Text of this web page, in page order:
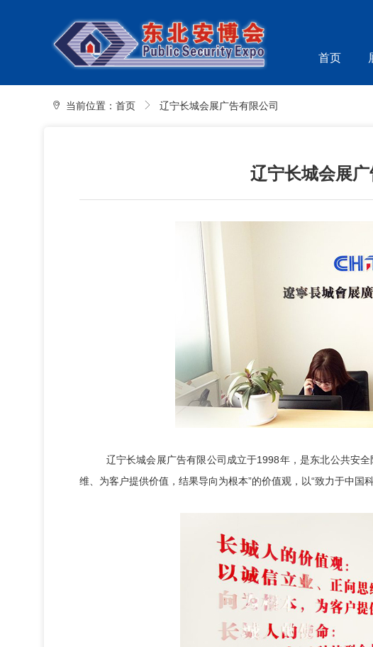
首页
当前位置： 首页 辽宁长城会展广告有限公司
辽宁长城会展广
辽宁长城会展广告有限公司成立于1998年，是东北公共安全
维、为客户提供价值，结果导向为根本”的价值观，以“致力于中国